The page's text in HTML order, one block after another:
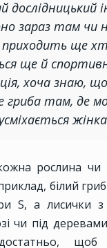
дослідницький
зараз там чи
приходить ще
ще й
хоча знаю,
гриба там, де
рослина чи
білий
S, а лисички
чи під
щоб